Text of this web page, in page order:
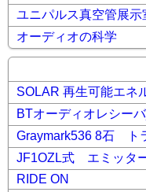
ユニパルス真空管展示
オーディオの科学
SOLAR 再生可能エネ
BTオーディオレシーバ_
Graymark536 8石 ト
JF1OZL式 エミッタ
RIDE ON